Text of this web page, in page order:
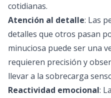
cotidianas.
Atención al detalle: Las
detalles que otros pasan
minuciosa puede ser una
requieren precisión y
llevar a la sobrecarga
Reactividad emocional: